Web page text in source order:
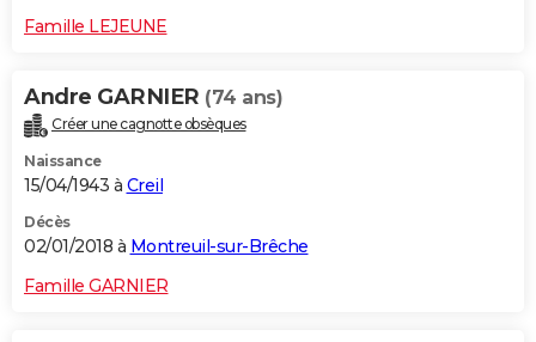
Famille LEJEUNE
Andre GARNIER (74 ans)
Créer une cagnotte obsèques
Naissance
15/04/1943 à Creil
Décès
02/01/2018 à Montreuil-sur-Brêche
Famille GARNIER